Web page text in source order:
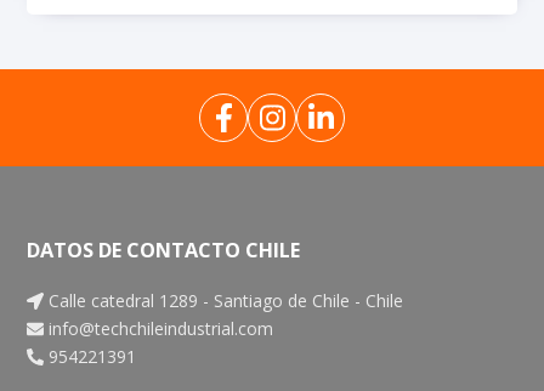
DATOS DE CONTACTO CHILE
Calle catedral 1289 - Santiago de Chile - Chile
info@techchileindustrial.com
954221391